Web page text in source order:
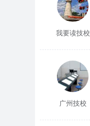
我要读技校
广州技校